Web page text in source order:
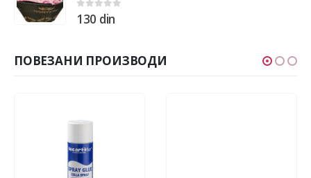
0 out of 5
130 din
ПОВЕЗАНИ ПРОИЗВОДИ